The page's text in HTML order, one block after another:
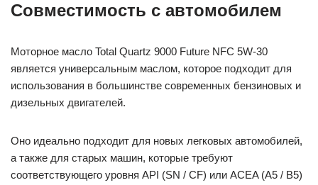
Совместимость с автомобилем
Моторное масло Total Quartz 9000 Future NFC 5W-30
является универсальным маслом, которое подходит для
использования в большинстве современных бензиновых и
дизельных двигателей.
Оно идеально подходит для новых легковых автомобилей,
а также для старых машин, которые требуют
соответствующего уровня API (SN / CF) или ACEA (A5 / B5)